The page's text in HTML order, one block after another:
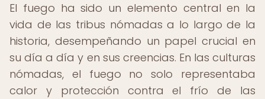
El fuego ha sido un elemento central en la
vida de las tribus nómadas a lo largo de la
historia, desempeñando un papel crucial en
su día a día y en sus creencias. En las culturas
nómadas, el fuego no solo representaba
calor y protección contra el frío de las